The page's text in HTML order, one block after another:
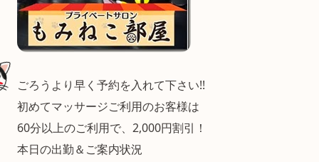
ごろうより早く予約を入れて下さい!!
初めてマッサージご利用のお客様は
60分以上のご利用で、2,000円割引！
本日の出勤＆ご案内状況